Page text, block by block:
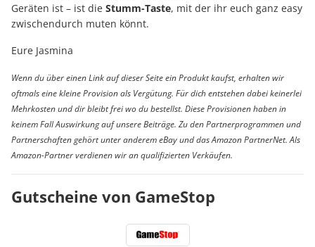
Geräten ist – ist die Stumm-Taste, mit der ihr euch ganz easy
zwischendurch muten könnt.
Eure Jasmina
Wenn du über einen Link auf dieser Seite ein Produkt kaufst, erhalten wir
oftmals eine kleine Provision als Vergütung. Für dich entstehen dabei keinerlei
Mehrkosten und dir bleibt frei wo du bestellst. Diese Provisionen haben in
keinem Fall Auswirkung auf unsere Beiträge. Zu den Partnerprogrammen und
Partnerschaften gehört unter anderem eBay und das Amazon PartnerNet. Als
Amazon-Partner verdienen wir an qualifizierten Verkäufen.
Gutscheine von GameStop